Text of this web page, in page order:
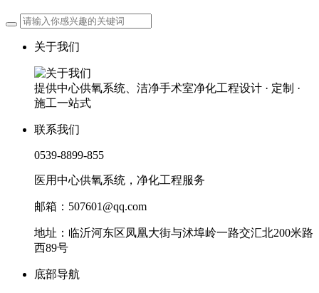
关于我们
提供中心供氧系统、洁净手术室净化工程设计 · 定制 ·
施工一站式
联系我们
0539-8899-855
医用中心供氧系统，净化工程服务
邮箱：507601@qq.com
地址：临沂河东区凤凰大街与沭埠岭一路交汇北200米路
西89号
底部导航